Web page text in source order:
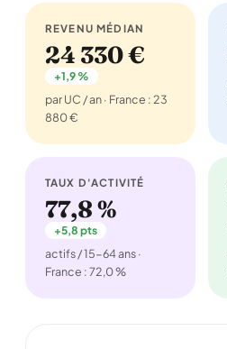
REVENU MÉDIAN
24 330 €
+1,9 %
par UC / an · France : 23
880 €
TAUX D'ACTIVITÉ
77,8 %
+5,8 pts
actifs / 15-64 ans ·
France : 72,0 %